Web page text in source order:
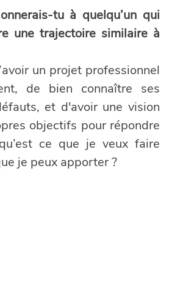
tu à quelqu’un qui
une trajectoire similaire à
un projet professionnel
de bien connaître ses
et d'avoir une vision
objectifs pour répondre
ce que je veux faire
je peux apporter ?